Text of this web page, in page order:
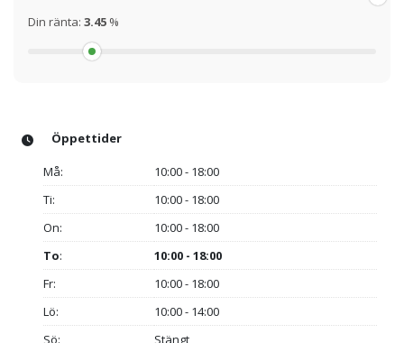
Din ränta: 3.45 %
Öppettider
Må:
10:00 - 18:00
Ti:
10:00 - 18:00
On:
10:00 - 18:00
To:
10:00 - 18:00
Fr:
10:00 - 18:00
Lö:
10:00 - 14:00
Sö:
Stängt